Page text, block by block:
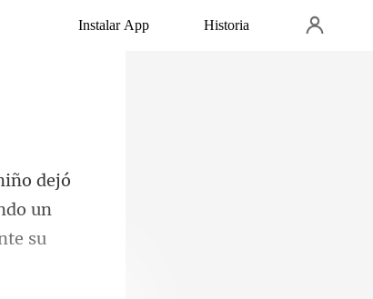
Instalar App Historia
un